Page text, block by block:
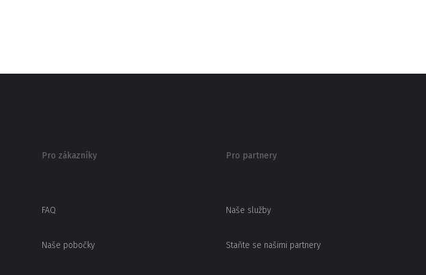
Pro zákazníky
FAQ
Naše pobočky
Pro partnery
Naše služby
Staňte se našimi partnery